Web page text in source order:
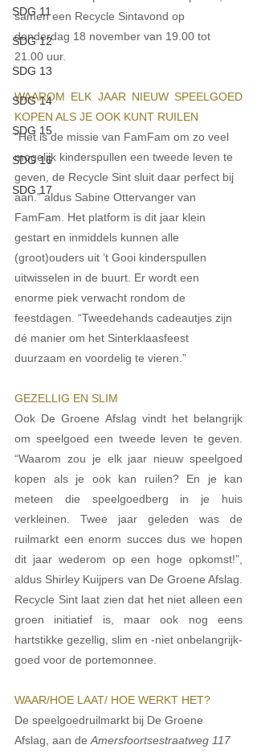
SDG 11
SDG 12
SDG 13
SDG 14
SDG 15
SDG 16
SDG 17
samen een Recycle Sintavond op
donderdag 18 november van 19.00 tot
21.00 uur.
WAAROM ELK JAAR NIEUW SPEELGOED
KOPEN ALS JE OOK KUNT RUILEN
“Het is de missie van FamFam om zo veel
mogelijk kinderspullen een tweede leven te
geven, de Recycle Sint sluit daar perfect bij
aan.” aldus Sabine Ottervanger van
FamFam. Het platform is dit jaar klein
gestart en inmiddels kunnen alle
(groot)ouders uit ’t Gooi kinderspullen
uitwisselen in de buurt. Er wordt een
enorme piek verwacht rondom de
feestdagen. “Tweedehands cadeautjes zijn
dé manier om het Sinterklaasfeest
duurzaam en voordelig te vieren.”
GEZELLIG EN SLIM
Ook De Groene Afslag vindt het belangrijk
om speelgoed een tweede leven te geven.
“Waarom zou je elk jaar nieuw speelgoed
kopen als je ook kan ruilen? En je kan
meteen die speelgoedberg in je huis
verkleinen. Twee jaar geleden was de
ruilmarkt een enorm succes dus we hopen
dit jaar wederom op een hoge opkomst!”,
aldus Shirley Kuijpers van De Groene Afslag.
Recycle Sint laat zien dat het niet alleen een
groen initiatief is, maar ook nog eens
hartstikke gezellig, slim en -niet onbelangrijk-
goed voor de portemonnee.
WAAR/HOE LAAT/ HOE WERKT HET?
De speelgoedruilmarkt bij De Groene
Afslag, aan de Amersfoortsestraatweg 117